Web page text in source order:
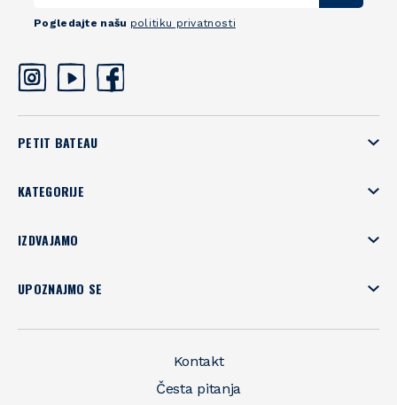
Pogledajte našu politiku privatnosti
PETIT BATEAU
KATEGORIJE
IZDVAJAMO
UPOZNAJMO SE
Kontakt
Česta pitanja